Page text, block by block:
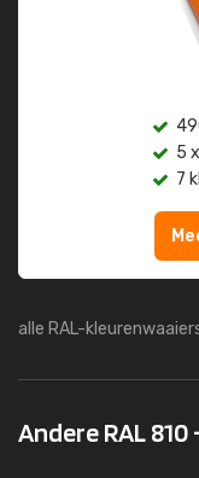
5
7
alle RAL-
Andere RAL 810